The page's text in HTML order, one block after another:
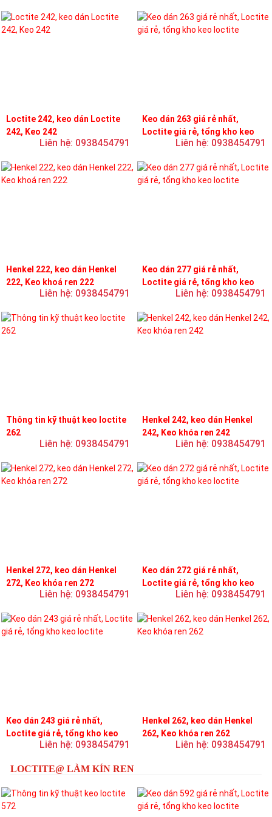
Loctite 242, keo dán Loctite
242, Keo 242
Liên hệ: 0938454791
Keo dán 263 giá rẻ nhất,
Loctite giá rẻ, tổng kho keo
Liên hệ: 0938454791
Henkel 222, keo dán Henkel
222, Keo khoá ren 222
Liên hệ: 0938454791
Keo dán 277 giá rẻ nhất,
Loctite giá rẻ, tổng kho keo
Liên hệ: 0938454791
Thông tin kỹ thuật keo loctite
262
Liên hệ: 0938454791
Henkel 242, keo dán Henkel
242, Keo khóa ren 242
Liên hệ: 0938454791
Henkel 272, keo dán Henkel
272, Keo khóa ren 272
Liên hệ: 0938454791
Keo dán 272 giá rẻ nhất,
Loctite giá rẻ, tổng kho keo
Liên hệ: 0938454791
Keo dán 243 giá rẻ nhất,
Loctite giá rẻ, tổng kho keo
Liên hệ: 0938454791
Henkel 262, keo dán Henkel
262, Keo khóa ren 262
Liên hệ: 0938454791
LOCTITE@ LÀM KÍN REN